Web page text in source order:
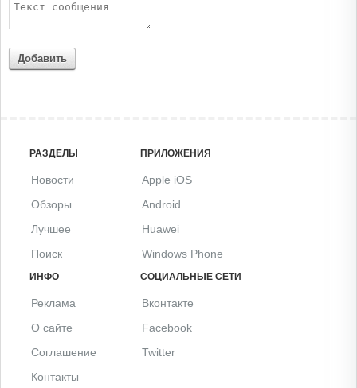
Добавить
РАЗДЕЛЫ
Новости
Обзоры
Лучшее
Поиск
ПРИЛОЖЕНИЯ
Apple iOS
Android
Huawei
Windows Phone
ИНФО
Реклама
О сайте
Соглашение
Контакты
СОЦИАЛЬНЫЕ СЕТИ
Вконтакте
Facebook
Twitter